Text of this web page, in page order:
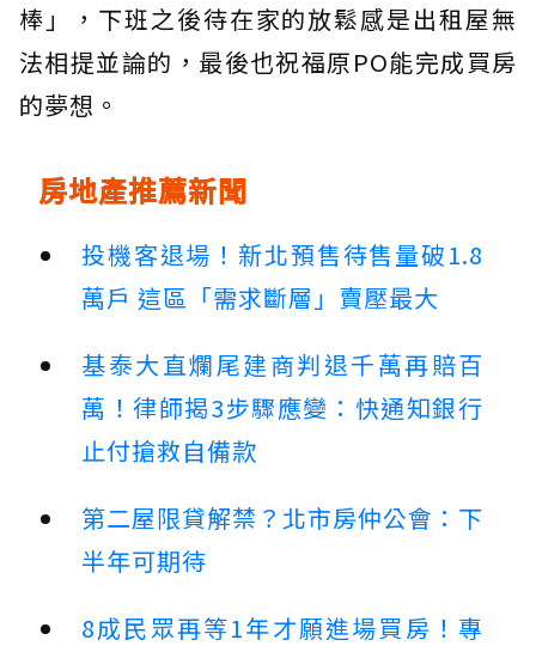
棒」，下班之後待在家的放鬆感是出租屋無
法相提並論的，最後也祝福原PO能完成買房
的夢想。
房地產推薦新聞
投機客退場！新北預售待售量破1.8
萬戶 這區「需求斷層」賣壓最大
基泰大直爛尾建商判退千萬再賠百
萬！律師揭3步驟應變：快通知銀行
止付搶救自備款
第二屋限貸解禁？北市房仲公會：下
半年可期待
8成民眾再等1年才願進場買房！專